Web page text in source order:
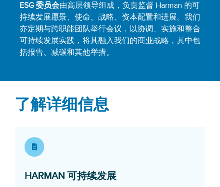
ESG 委员会由高层领导组成，负责监督 Harman 的可
持续发展愿景、使命、战略、资本配置和进展。我们
亦定期与跨职能团队举行会议，以协调、实施和整合
可持续发展实践，将其融入我们的商业战略，其中包
括报告、减碳和其他举措。
了解详细信息
HARMAN 可持续发展Opens in a new window